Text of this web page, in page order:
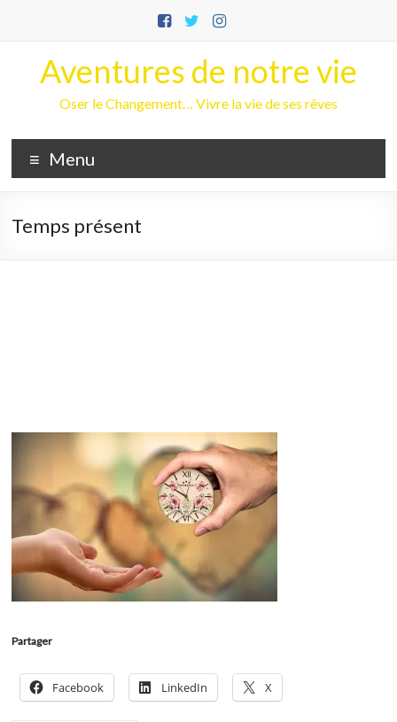
Aventures de notre vie
Oser le Changement… Vivre la vie de ses rêves
Menu
Temps présent
Partager
Facebook LinkedIn X